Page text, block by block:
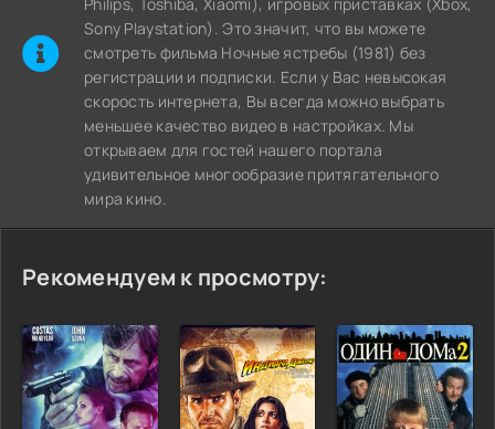
Sony Playstation). Это значит, что вы можете
cмотреть фильма Ночные ястребы (1981) без
регистрации и подписки. Если у Вас невысокая
скорость интернета, Вы всегда можно выбрать
меньшее качество видео в настройках. Мы
открываем для гостей нашего портала
удивительное многообразие притягательного
мира кино.
Рекомендуем к просмотру: